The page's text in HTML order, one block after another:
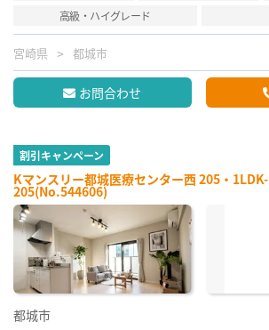
高級・ハイグレード
宮崎県 都城市
お問合わせ
割引キャンペーン
Kマンスリー都城医療センター西 205・1LDK-
205(No.544606)
都城市